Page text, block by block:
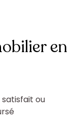
en
satisfait ou